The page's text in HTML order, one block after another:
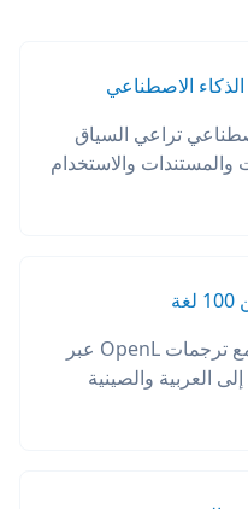
الاصطناعي
تراعي السياق
والمستندات والاستخدام
تجاوز الفوارق الثقافية بسهولة مع ترجمات OpenL عبر
إلى العربية والصينية